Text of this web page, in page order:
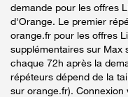
demande pour les offres
d'Orange. Le premier
orange.fr pour les offres
supplémentaires sur Max
chaque 72h après la
répéteurs dépend de la
sur orange.fr).